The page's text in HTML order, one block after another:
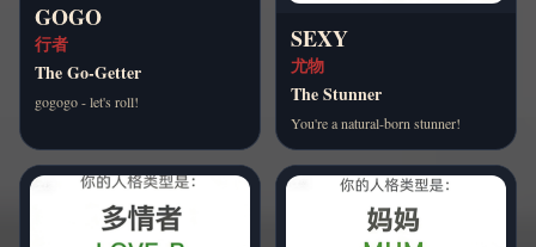
GOGO
行者
The Go-Getter
gogogo - let's roll!
SEXY
尤物
The Stunner
You're a natural-born stunner!